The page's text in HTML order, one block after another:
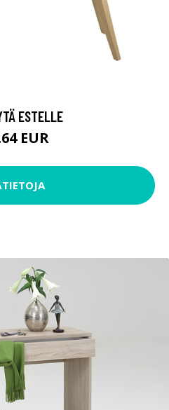
ESTELLE
EUR